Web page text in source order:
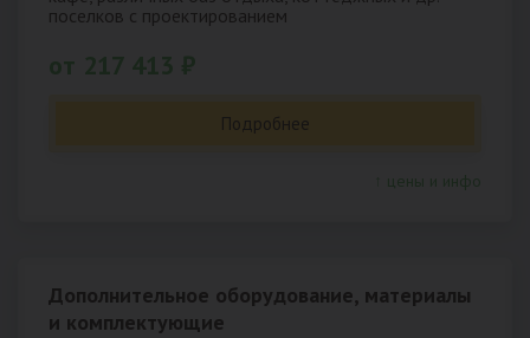
поселков с проектированием
Подробнее
Дополнительное оборудование, материалы
и комплектующие